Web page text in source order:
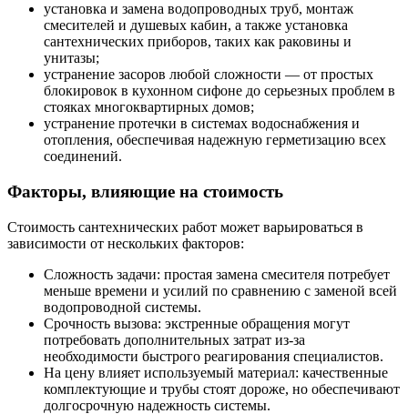
установка и замена водопроводных труб, монтаж
смесителей и душевых кабин, а также установка
сантехнических приборов, таких как раковины и
унитазы;
устранение засоров любой сложности — от простых
блокировок в кухонном сифоне до серьезных проблем в
стояках многоквартирных домов;
устранение протечки в системах водоснабжения и
отопления, обеспечивая надежную герметизацию всех
соединений.
Факторы, влияющие на стоимость
Стоимость сантехнических работ может варьироваться в
зависимости от нескольких факторов:
Сложность задачи: простая замена смесителя потребует
меньше времени и усилий по сравнению с заменой всей
водопроводной системы.
Срочность вызова: экстренные обращения могут
потребовать дополнительных затрат из-за
необходимости быстрого реагирования специалистов.
На цену влияет используемый материал: качественные
комплектующие и трубы стоят дороже, но обеспечивают
долгосрочную надежность системы.